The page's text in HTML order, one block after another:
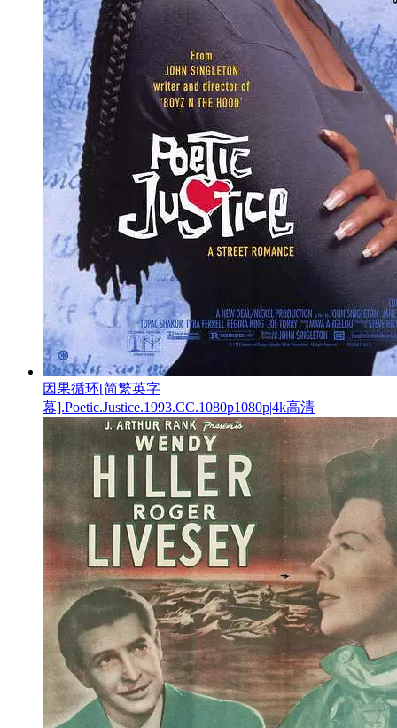
因果循环[简繁英字
幕].Poetic.Justice.1993.CC.1080p1080p|4k高清